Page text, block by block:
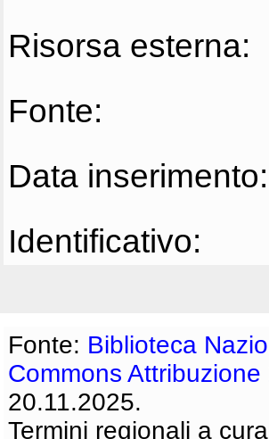
Risorsa esterna:
Fonte:
Data inserimento:
Identificativo:
Fonte: Biblioteca
Commons Attribuzione
20.11.2025.
Termini regionali a